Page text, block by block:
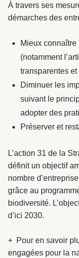
À travers ses
démarches des
Mieux
(notamment
transparentes
Diminuer les
suivant le
adopter des
Préserver et
L’action 31 de la
définit un objectif
nombre
grâce au
biodiversité.
d’ici 2030.
+ Pour en savoir
engagées pour la